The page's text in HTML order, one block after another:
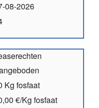
08-2026
Kg fosfaat
€/Kg fosfaat